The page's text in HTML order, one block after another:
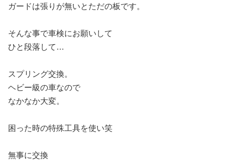
ガードは張りが無いとただの板です。
そんな事で車検にお願いして
ひと段落して…
スプリング交換。
ヘビー級の車なので
なかなか大変。
困った時の特殊工具を使い笑
無事に交換